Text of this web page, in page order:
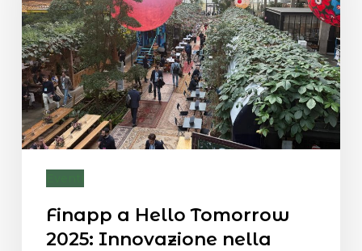
Finapp a Hello Tomorrow
2025: Innovazione nella